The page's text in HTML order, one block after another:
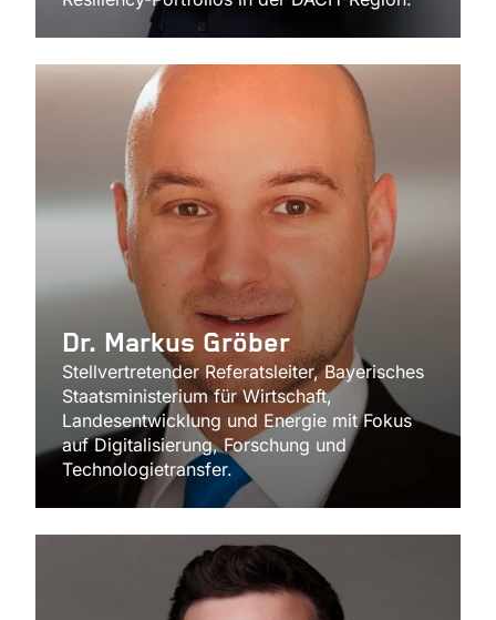
Dr. Markus Gröber
Stellvertretender Referatsleiter, Bayerisches
Staatsministerium für Wirtschaft,
Landesentwicklung und Energie mit Fokus
auf Digitalisierung, Forschung und
Technologietransfer.